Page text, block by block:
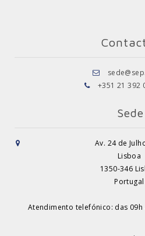
+351 21 392
Sede
Av. 24 de
Lisboa
1350-346
Portugal
Atendimento telefónico: das 09h